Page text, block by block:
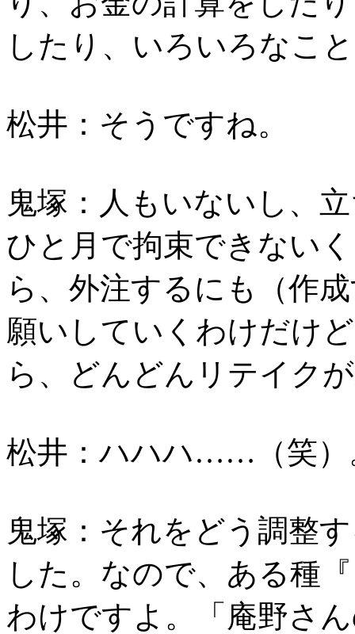
したり、いろいろなこ
松井：そうですね。
鬼塚：人もいないし、
ひと月で拘束できない
ら、外注するにも（作
願いしていくわけだけ
ら、どんどんリテイク
松井：ハハハ……（笑）
鬼塚：それをどう調整
した。なので、ある種
わけですよ。「庵野さ